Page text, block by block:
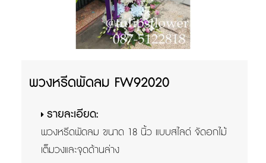
พวงหรีดพัดลม FW92020
รายละเอียด:
พวงหรีดพัดลม ขนาด 18 นิ้ว แบบสไลด์ จัดอกไม้
เต็มวงและจุดด้านล่าง